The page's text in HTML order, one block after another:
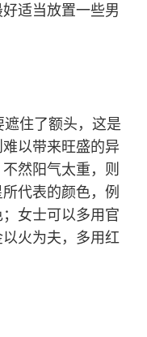
适当放置一些男
住了额头，这是
以带来旺盛的异
然阳气太重，则
代表的颜色，例
女士可以多用官
火为夫，多用红